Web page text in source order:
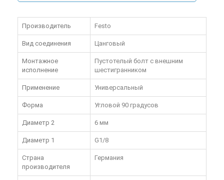
Производитель Festo
Вид соединения Цанговый
Монтажное
исполнение
Пустотелый болт с внешним
шестигранником
Применение Универсальный
Форма Угловой 90 градусов
Диаметр 2 6 мм
Диаметр 1 G1/8
Страна
производителя
Германия